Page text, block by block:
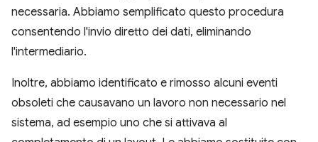
necessaria. Abbiamo semplificato questo procedura
consentendo l'invio diretto dei dati, eliminando
l'intermediario.
Inoltre, abbiamo identificato e rimosso alcuni eventi
obsoleti che causavano un lavoro non necessario nel
sistema, ad esempio uno che si attivava al